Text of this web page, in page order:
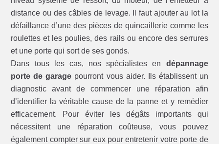
distance ou des câbles de levage. Il faut ajouter au lot la
défaillance d’une des pièces de quincaillerie comme les
roulettes et les poulies, des rails ou encore des serrures
et une porte qui sort de ses gonds.
Dans tous les cas, nos spécialistes en dépannage
porte de garage pourront vous aider. Ils établissent un
diagnostic avant de commencer une réparation afin
d’identifier la véritable cause de la panne et y remédier
efficacement. Pour éviter les dégâts importants qui
nécessitent une réparation coûteuse, vous pouvez
également compter sur eux pour entretenir votre porte de